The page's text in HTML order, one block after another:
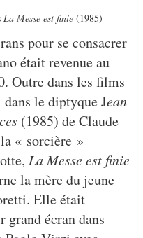
La Messe est finie (1985)
pour se consacrer
était revenue au
Outre dans les films
dans le diptyque Jean
(1985) de Claude
« sorcière »
La Messe est finie
la mère du jeune
Elle était
grand écran dans